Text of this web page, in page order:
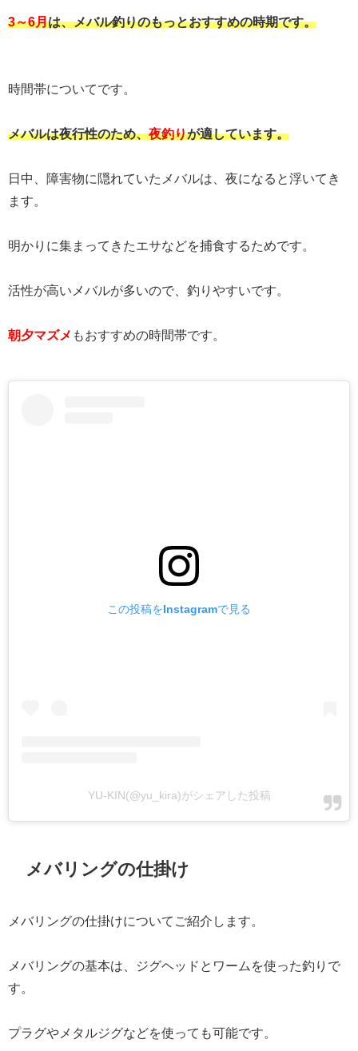
3～6月は、メバル釣りのもっとおすすめの時期です。
時間帯についてです。
メバルは夜行性のため、夜釣りが適しています。
日中、障害物に隠れていたメバルは、夜になると浮いてき
ます。
明かりに集まってきたエサなどを捕食するためです。
活性が高いメバルが多いので、釣りやすいです。
朝夕マズメ もおすすめの時間帯です。
この投稿をInstagramで見る
YU-KIN(@yu_kira)がシェアした投稿
メバリングの仕掛け
メバリングの仕掛けについてご紹介します。
メバリングの基本は、ジグヘッドとワームを使った釣りで
す。
プラグやメタルジグなどを使っても可能です。